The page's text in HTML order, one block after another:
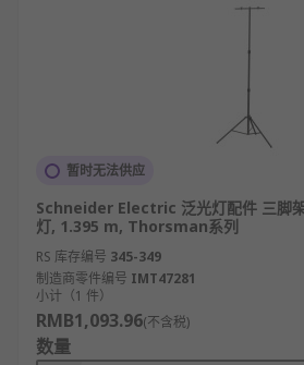
暂时无法供应
Schneider Electric 泛光灯配件 三脚
灯, 1.395 m, Thorsman系列
RS 库存编号 345-349
制造商零件编号 IMT47281
小计（1 件）
RMB1,093.96(不含税)
数量